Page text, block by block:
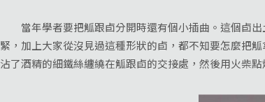
當年學者要把觚跟卣分開時還有個小插曲。這個卣出
緊，加上大家從沒見過這種形狀的卣，都不知要怎麼把
沾了酒精的細鐵絲纏繞在觚跟卣的交接處，然後用火柴